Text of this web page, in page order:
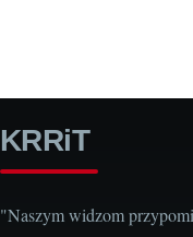
KRRiT
"Naszym widzom